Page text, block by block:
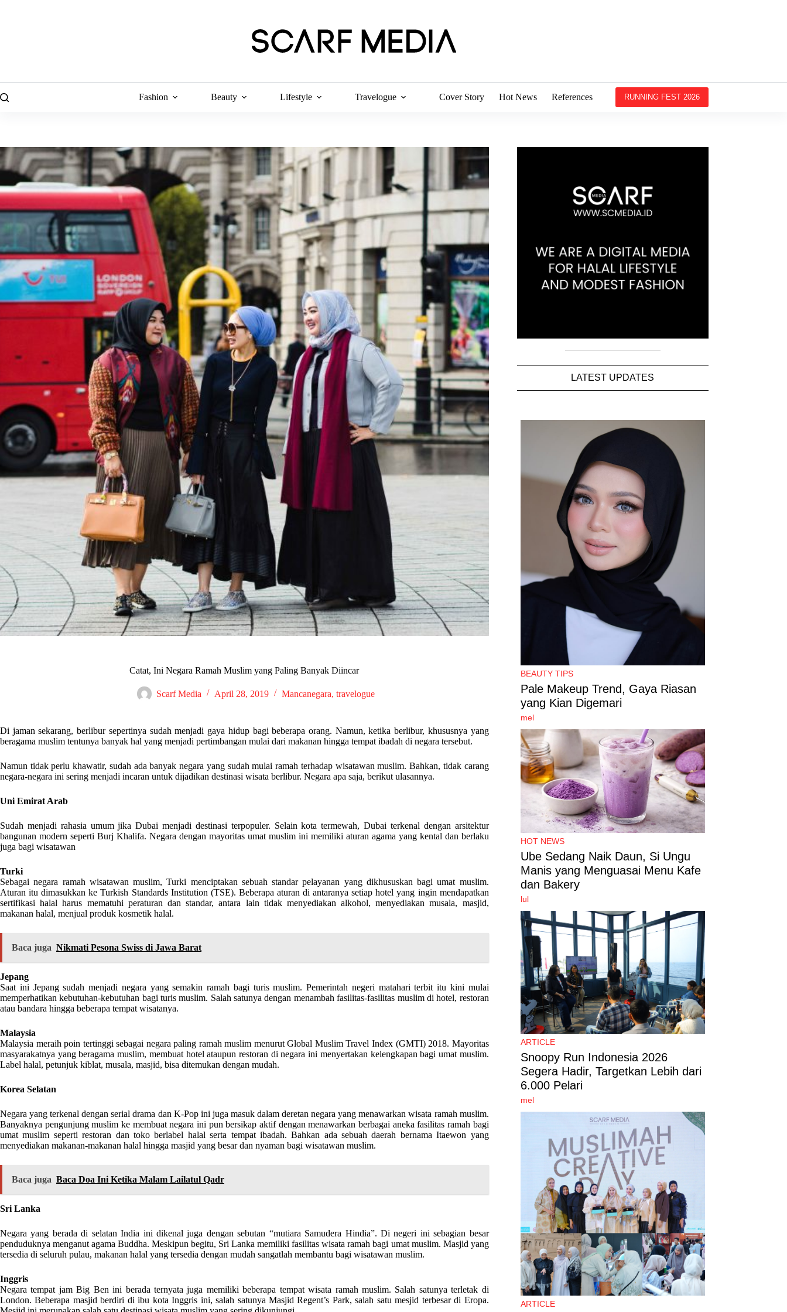
Fashion Beauty Lifestyle Travelogue Cover Story Hot News References RUNNING FEST 2026
Catat, Ini Negara Ramah Muslim yang Paling Banyak Diincar
Scarf Media April 28, 2019 Mancanegara,travelogue
Di jaman sekarang, berlibur sepertinya sudah menjadi gaya hidup bagi beberapa orang. Namun, ketika berlibur, khususnya yang
beragama muslim tentunya banyak hal yang menjadi pertimbangan mulai dari makanan hingga tempat ibadah di negara tersebut.
Namun tidak perlu khawatir, sudah ada banyak negara yang sudah mulai ramah terhadap wisatawan muslim. Bahkan, tidak carang
negara-negara ini sering menjadi incaran untuk dijadikan destinasi wisata berlibur. Negara apa saja, berikut ulasannya.
Uni Emirat Arab
Sudah menjadi rahasia umum jika Dubai menjadi destinasi terpopuler. Selain kota termewah, Dubai terkenal dengan arsitektur
bangunan modern seperti Burj Khalifa. Negara dengan mayoritas umat muslim ini memiliki aturan agama yang kental dan berlaku
juga bagi wisatawan
Turki
Sebagai negara ramah wisatawan muslim, Turki menciptakan sebuah standar pelayanan yang dikhususkan bagi umat muslim.
Aturan itu dimasukkan ke Turkish Standards Institution (TSE). Beberapa aturan di antaranya setiap hotel yang ingin mendapatkan
sertifikasi halal harus mematuhi peraturan dan standar, antara lain tidak menyediakan alkohol, menyediakan musala, masjid,
makanan halal, menjual produk kosmetik halal.
Baca juga Nikmati Pesona Swiss di Jawa Barat
Jepang
Saat ini Jepang sudah menjadi negara yang semakin ramah bagi turis muslim. Pemerintah negeri matahari terbit itu kini mulai
memperhatikan kebutuhan-kebutuhan bagi turis muslim. Salah satunya dengan menambah fasilitas-fasilitas muslim di hotel, restoran
atau bandara hingga beberapa tempat wisatanya.
Malaysia
Malaysia meraih poin tertinggi sebagai negara paling ramah muslim menurut Global Muslim Travel Index (GMTI) 2018. Mayoritas
masyarakatnya yang beragama muslim, membuat hotel ataupun restoran di negara ini menyertakan kelengkapan bagi umat muslim.
Label halal, petunjuk kiblat, musala, masjid, bisa ditemukan dengan mudah.
Korea Selatan
Negara yang terkenal dengan serial drama dan K-Pop ini juga masuk dalam deretan negara yang menawarkan wisata ramah muslim.
Banyaknya pengunjung muslim ke membuat negara ini pun bersikap aktif dengan menawarkan berbagai aneka fasilitas ramah bagi
umat muslim seperti restoran dan toko berlabel halal serta tempat ibadah. Bahkan ada sebuah daerah bernama Itaewon yang
menyediakan makanan-makanan halal hingga masjid yang besar dan nyaman bagi wisatawan muslim.
Baca juga Baca Doa Ini Ketika Malam Lailatul Qadr
Sri Lanka
Negara yang berada di selatan India ini dikenal juga dengan sebutan “mutiara Samudera Hindia”. Di negeri ini sebagian besar
penduduknya menganut agama Buddha. Meskipun begitu, Sri Lanka memiliki fasilitas wisata ramah bagi umat muslim. Masjid yang
tersedia di seluruh pulau, makanan halal yang tersedia dengan mudah sangatlah membantu bagi wisatawan muslim.
Inggris
Negara tempat jam Big Ben ini berada ternyata juga memiliki beberapa tempat wisata ramah muslim. Salah satunya terletak di
London. Beberapa masjid berdiri di ibu kota Inggris ini, salah satunya Masjid Regent’s Park, salah satu mesjid terbesar di Eropa.
LATEST UPDATES
BEAUTY TIPS
Pale Makeup Trend, Gaya Riasan
yang Kian Digemari
mel
HOT NEWS
Ube Sedang Naik Daun, Si Ungu
Manis yang Menguasai Menu Kafe
dan Bakery
lul
ARTICLE
Snoopy Run Indonesia 2026
Segera Hadir, Targetkan Lebih dari
6.000 Pelari
mel
ARTICLE